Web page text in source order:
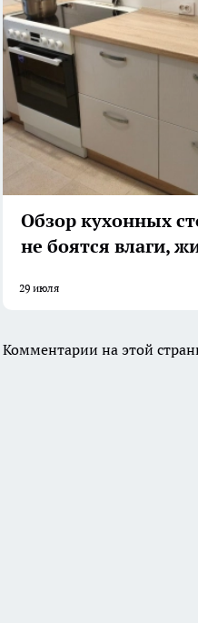
Обзор кухонных
не боятся влаги,
29 июля
Комментарии на этой